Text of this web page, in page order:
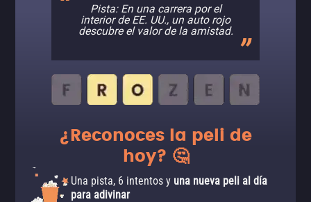
Pista: En una carrera por el
interior de EE. UU., un auto rojo
descubre el valor de la amistad.
¿Reconoces la peli de
hoy? 🤔
Una pista, 6 intentos y una nueva peli al día
para adivinar